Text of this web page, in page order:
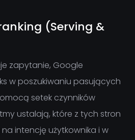
(Serving &
zapytanie, Google
w poszukiwaniu pasujących
setek czynników
ustalają, które z tych stron
intencję użytkownika i w